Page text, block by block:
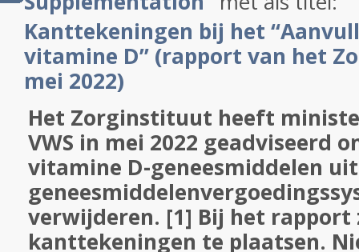
Kanttekeningen bij het
vitamine D” (rapport van het
mei 2022)
Het Zorginstituut heeft
VWS in mei 2022 geadviseerd
vitamine D-geneesmiddelen
verwijderen. [1] Bij het rapport
kanttekeningen te plaatsen.